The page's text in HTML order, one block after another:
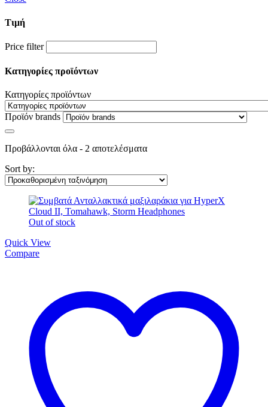
Τιμή
Price filter
Κατηγορίες προϊόντων
Κατηγορίες προϊόντων
Προϊόν brands
Προβάλλονται όλα - 2 αποτελέσματα
Sort by:
Out of stock
Quick View
Compare